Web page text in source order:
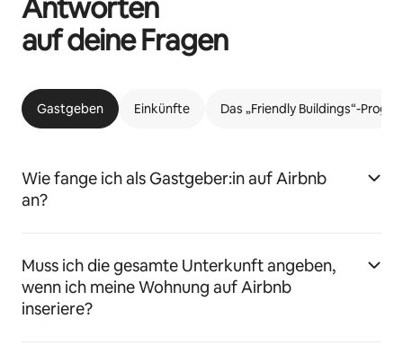
Antworten
auf deine Fragen
Gastgeben Einkünfte Das „Friendly Buildings“-
Wie fange ich als Gastgeber:in auf Airbnb
an?
Muss ich die gesamte Unterkunft angeben,
wenn ich meine Wohnung auf Airbnb
inseriere?